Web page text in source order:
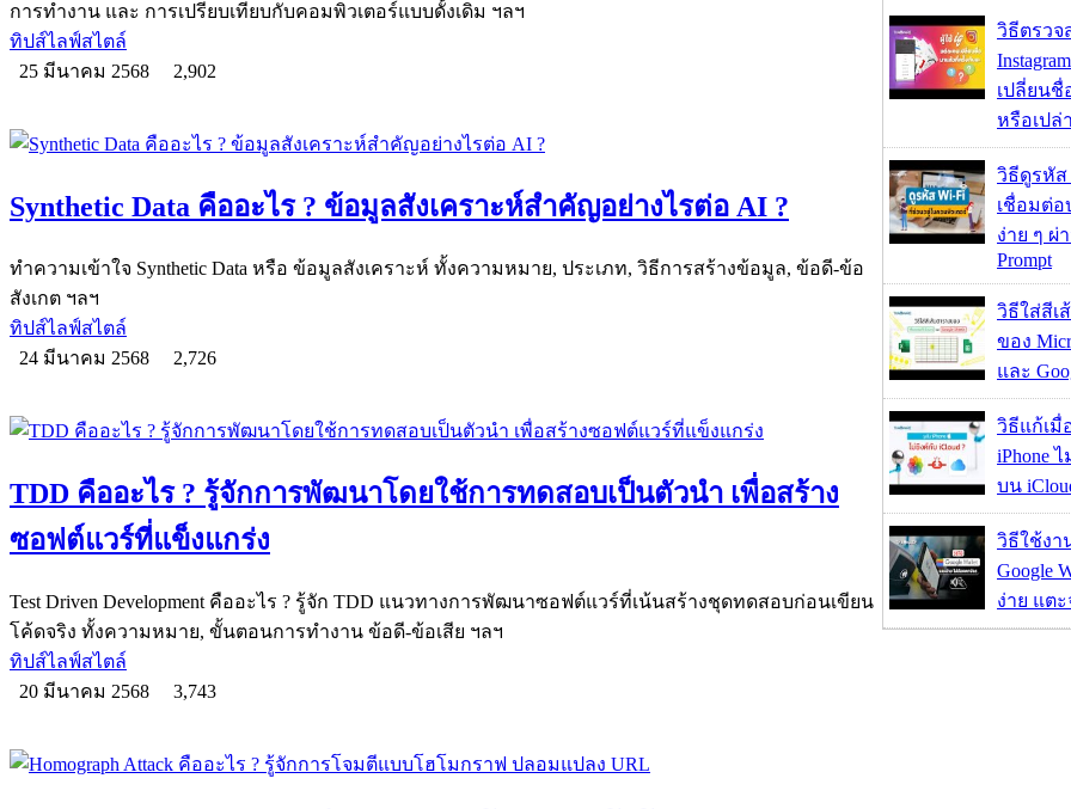
การทำงาน และ การเปรียบเทียบกับคอมพิวเตอร์แบบดั้งเดิม ฯลฯ
ทิปส์ไลฟ์สไตล์
25 มีนาคม 2568
2,902
Synthetic Data คืออะไร ? ข้อมูลสังเคราะห์สำคัญอย่างไรต่อ AI ?
ทำความเข้าใจ Synthetic Data หรือ ข้อมูลสังเคราะห์ ทั้งความหมาย, ประเภท, วิธีการสร้างข้อมูล, ข้อดี-ข้อ
สังเกต ฯลฯ
ทิปส์ไลฟ์สไตล์
24 มีนาคม 2568
2,726
TDD คืออะไร ? รู้จักการพัฒนาโดยใช้การทดสอบเป็นตัวนำ เพื่อสร้าง
ซอฟต์แวร์ที่แข็งแกร่ง
Test Driven Development คืออะไร ? รู้จัก TDD แนวทางการพัฒนาซอฟต์แวร์ที่เน้นสร้างชุดทดสอบก่อนเขียน
โค้ดจริง ทั้งความหมาย, ขั้นตอนการทำงาน ข้อดี-ข้อเสีย ฯลฯ
ทิปส์ไลฟ์สไตล์
20 มีนาคม 2568
3,743
วิธีตรวจ
เปลี่ยน
หรือเปล่
วิธีดูรหัส
เชื่อมต่อ
ง่าย ๆ ผ่
Prompt
วิธีใส่สีเ
ของ
และ
วิธีแก้เ
iPhone
บน
วิธีใช้งา
Google
ง่าย แต